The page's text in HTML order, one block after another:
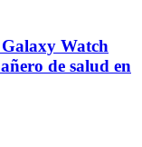
Watch
de salud en